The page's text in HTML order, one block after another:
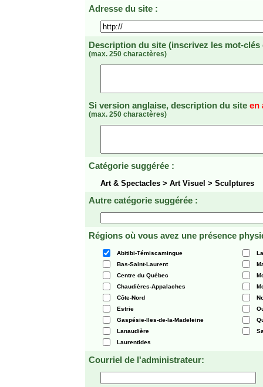
Adresse du site :
Description du site (inscrivez les mot-
(max. 250 charactères)
Si version anglaise, description du site en
(max. 250 charactères)
Catégorie suggérée :
Art & Spectacles > Art Visuel > Sculptures
Autre catégorie suggérée :
Régions où vous avez une présence
Abitibi-Témiscamingue
Bas-Saint-Laurent
Centre du Québec
Chaudières-Appalaches
Côte-Nord
Estrie
Gaspésie-Iles-de-la-Madeleine
Lanaudière
Laurentides
Courriel de l'administrateur: